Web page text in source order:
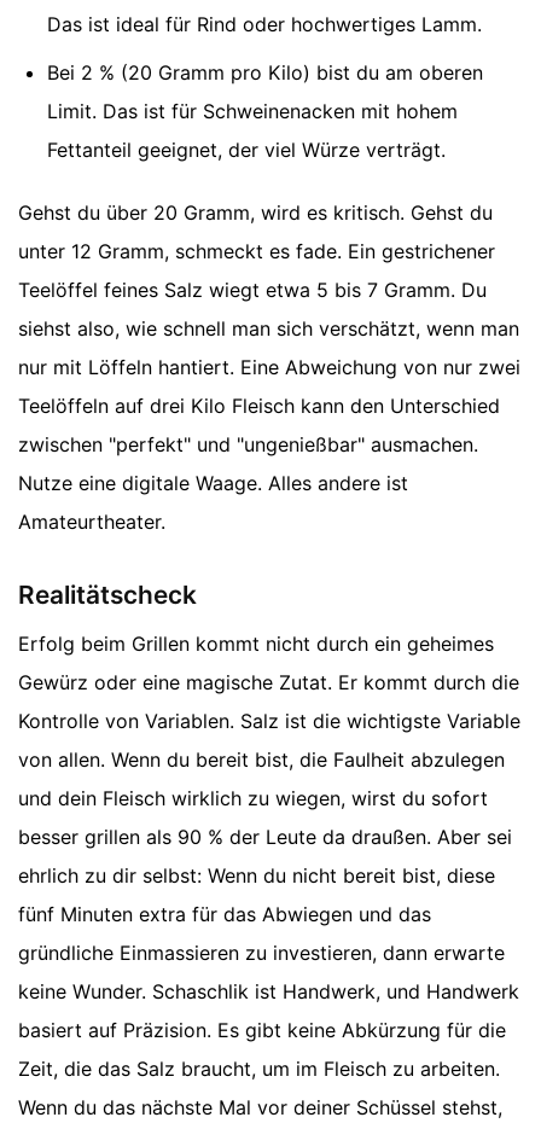
Das ist ideal für Rind oder hochwertiges Lamm.
Bei 2 % (20 Gramm pro Kilo) bist du am oberen
Limit. Das ist für Schweinenacken mit hohem
Fettanteil geeignet, der viel Würze verträgt.
Gehst du über 20 Gramm, wird es kritisch. Gehst du
unter 12 Gramm, schmeckt es fade. Ein gestrichener
Teelöffel feines Salz wiegt etwa 5 bis 7 Gramm. Du
siehst also, wie schnell man sich verschätzt, wenn man
nur mit Löffeln hantiert. Eine Abweichung von nur zwei
Teelöffeln auf drei Kilo Fleisch kann den Unterschied
zwischen "perfekt" und "ungenießbar" ausmachen.
Nutze eine digitale Waage. Alles andere ist
Amateurtheater.
Realitätscheck
Erfolg beim Grillen kommt nicht durch ein geheimes
Gewürz oder eine magische Zutat. Er kommt durch die
Kontrolle von Variablen. Salz ist die wichtigste Variable
von allen. Wenn du bereit bist, die Faulheit abzulegen
und dein Fleisch wirklich zu wiegen, wirst du sofort
besser grillen als 90 % der Leute da draußen. Aber sei
ehrlich zu dir selbst: Wenn du nicht bereit bist, diese
fünf Minuten extra für das Abwiegen und das
gründliche Einmassieren zu investieren, dann erwarte
keine Wunder. Schaschlik ist Handwerk, und Handwerk
basiert auf Präzision. Es gibt keine Abkürzung für die
Zeit, die das Salz braucht, um im Fleisch zu arbeiten.
Wenn du das nächste Mal vor deiner Schüssel stehst,